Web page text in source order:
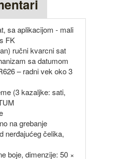
sa aplikacijom - mali
FK
ručni kvarcni sat
sa datumom
– radni vek oko 3
(3 kazaljke: sati,
na grebanje
nerđajućeg čelika,
boje, dimenzije: 50 ×